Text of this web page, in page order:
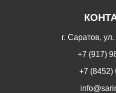
г. Саратов, ул.
+7 (917)
+7 (8452)